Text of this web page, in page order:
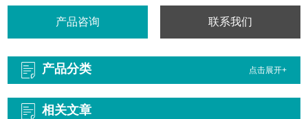
产品咨询 联系我们
产品分类 点击展开+
相关文章